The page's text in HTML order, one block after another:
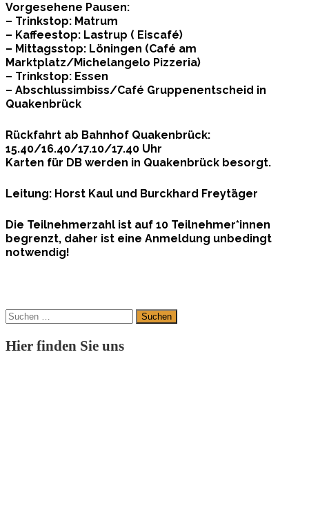
Vorgesehene Pausen:
– Trinkstop: Matrum
– Kaffeestop: Lastrup ( Eiscafé)
– Mittagsstop: Löningen (Café am
Marktplatz/Michelangelo Pizzeria)
– Trinkstop: Essen
– Abschlussimbiss/Café Gruppenentscheid in
Quakenbrück
Rückfahrt ab Bahnhof Quakenbrück:
15.40/16.40/17.10/17.40 Uhr
Karten für DB werden in Quakenbrück besorgt.
Leitung: Horst Kaul und Burckhard Freytäger
Die Teilnehmerzahl ist auf 10 Teilnehmer*innen
begrenzt, daher ist eine Anmeldung unbedingt
notwendig!
Suchen
Hier finden Sie uns